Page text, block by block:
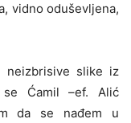
vidno oduševljena,
neizbrisive slike iz
se Ćamil –ef. Alić
da se nađem u